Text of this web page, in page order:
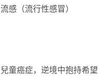
流感（流行性感冒）
兒童癌症，逆境中抱持希望